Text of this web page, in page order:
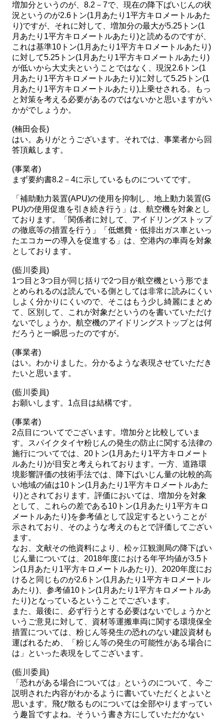
増加分というのが、8.2－7で、現在の降下ばいじんの状
況というのが2.6トン(1月あたり1平方キロメートルあた
り)ですが、それに対して、増加分の最大が5.25トン(1
月あたり1平方キロメートルあたり)と読めるのですが、
これは基準10トン(1月あたり1平方キロメートルあたり)
に対して5.25トン(1月あたり1平方キロメートルあたり)
が低いから大丈夫ということではなく、現況2.6トン(1
月あたり1平方キロメートルあたり)に対して5.25トン(1
月あたり1平方キロメートルあたり)上乗せされる。もっ
と対策を考える必要があるのではないかと思いますがい
かがでしょうか。
(楠田会長)
はい。ありがとうございます。それでは、事業者から回
答頂戴します。
(事業者)
まず要約書8.2－4に示しているものについてです。
「補助動力装置(APU)の使用を抑制し、地上動力装置(G
PU)の使用促進を引き続き行う」は、航空機を対象とし
ております。「関係者に対して、アイドリングストップ
の徹底等の措置を行う」「低燃費・低排出ガス車といっ
たエコカーの導入を促進する」は、空港内の車両を対象
としております。
(藍川委員)
1つ目と3つ目が同じ括りで2つ目が航空機という形でま
とめられるのは読んでいる側としては非常に読みにくい
しよく分かりにくいので、そこはもう少し綺麗にまとめ
て、区別して、これが対象だというのを書いていただけ
ないでしょうか。航空機のアイドリングストップとは何
だろうと一瞬思ったのですが。
(事業者)
はい。わかりました。分かるような表現させていただき
たいと思います。
(藍川委員)
お願いします。1点目は結構です。
(事業者)
2点目についてでございます。増加分と比較していま
す。スパイクタイヤ粉じんの発生の防止に関する法律の
施行についてでは、20トン(1月あたり1平方キロメート
ルあたり)が目安と考えられております。一方、道路環
境影響評価の技術手法では、降下ばいじん量の比較的高
い地域の値は10トン(1月あたり1平方キロメートルあた
り)とされております。評価においては、増加分を対象
として、これらの差である10トン(1月あたり1平方キロ
メートルあたり)を参考値として設定するということが
示されており、そのような考えのもとで評価してござい
ます。
なお、文献その他資料により、松ヶ江観測局の降下ばい
じん量については、2018年度における年平均値が3.5ト
ン(1月あたり1平方キロメートルあたり)、2020年度にお
けると同じものが2.6トン(1月あたり1平方キロメートル
あたり)、参考値10トン(1月あたり1平方キロメートルあ
たり)となっているということでございます。
また、最後に、必ず行うとする必要はないでしょうかと
いうご意見に対して、資材等運搬車両に関する環境保全
措置については、粉じん等発生の恐れのない建設資材も
運ばれるため、「粉じん等の発生の可能性がある場合に
は」といった表現をしてございます。
(藍川委員)
「恐れがある場合については」というのについて、今ご
説明された内容がわかるように書いていただくとよいと
思います。飛び散るものについては全部やりますってい
う趣旨ですよね。そういう書き方にしていただかない